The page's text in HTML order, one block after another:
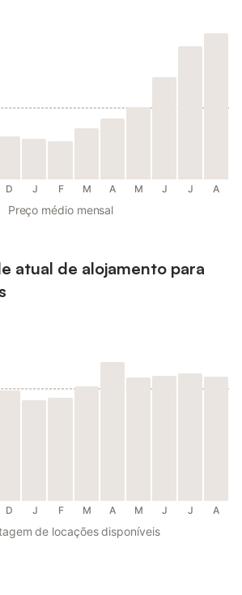
D J F M A M J J A
Preço médio mensal
atual de alojamento para
D J F M A M J J A
de locações disponíveis